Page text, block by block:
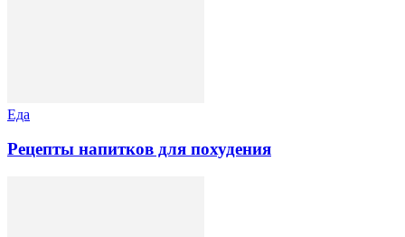
Еда
Рецепты напитков для похудения